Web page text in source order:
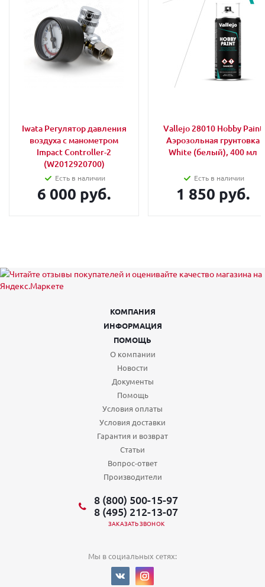
Iwata Регулятор давления
воздуха с манометром
Impact Controller-2
(W2012920700)
Есть в наличии
6 000 руб.
Vallejo 28010 Hobby Paint
Аэрозольная грунтовка
White (белый), 400 мл
Есть в наличии
1 850 руб.
КОМПАНИЯ
ИНФОРМАЦИЯ
ПОМОЩЬ
О компании
Новости
Документы
Помощь
Условия оплаты
Условия доставки
Гарантия и возврат
Статьи
Вопрос-ответ
Производители
8 (800) 500-15-97
8 (495) 212-13-07
ЗАКАЗАТЬ ЗВОНОК
Мы в социальных сетях: